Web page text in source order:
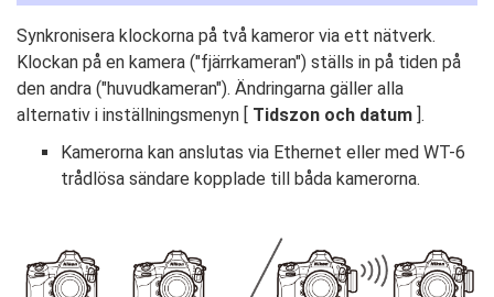
Synkronisera klockorna på två kameror via ett nätverk.
Klockan på en kamera ("fjärrkameran") ställs in på tiden på
den andra ("huvudkameran"). Ändringarna gäller alla
alternativ i inställningsmenyn [ Tidszon och datum ].
Kamerorna kan anslutas via Ethernet eller med WT-6
trådlösa sändare kopplade till båda kamerorna.